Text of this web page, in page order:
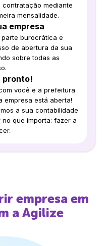
contratação mediante
mensalidade.
empresa
parte burocrática e
de abertura da sua
sobre todas as
pronto!
você e a prefeitura
empresa está aberta!
a sua contabilidade
que importa: fazer a
empresa em
a Agilize